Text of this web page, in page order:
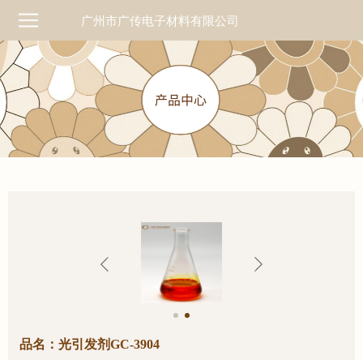
广州市广传电子材料有限公司
品名：光引发剂GC-3904